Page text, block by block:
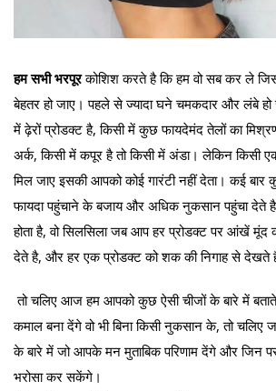
हम सभी भरपूरकोशिश करते है कि हम वो सब कर ले
बेहतर हो जाए। पहले से ज्यादा घने चमकदार और लंबे
में ढ़ेरों प्रोडक्ट है, किसी में कुछ फायदेमंद तेलों का
अर्क, किसी में कपूर है तो किसी में अंडा। लेकिन किसी
मिल जाए इसकी आपको कोई गारंटी नहीं देता। कई
फायदा पहुंचाने के बजाय और अधिक नुकसान पहुंचा
होता है, वो सिलसिला जब आप हर प्रोडक्ट पर आंखें मूंद
देते है, और हर एक प्रोडक्ट को शक की निगाह से देखते
तो चलिए आज हम आपको कुछ ऐसी चीजों के बारे में
कमाल बना देंगे वो भी बिना किसी नुकसान के, तो चलिए
के बारे में जो आपके मन मुताबिक परिणाम देंगे और
भरोसा कर सकेंगे।